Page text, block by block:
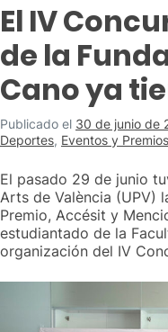
El IV
de la
Cano ya
Publicado el 30 de junio de
Deportes, Eventos y Premios
El pasado 29 de junio
Arts de València (UPV)
Premio, Accésit y
estudiantado de la
organización del IV